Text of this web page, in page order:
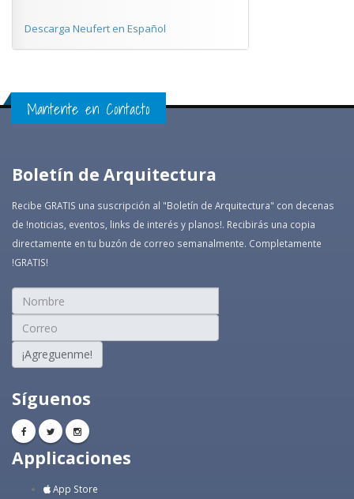
Descarga Neufert en Español
Mantente en Contacto
Boletín de Arquitectura
Recibe GRATIS una suscripción al "Boletín de Arquitectura" con decenas
de !noticias, eventos, links de interés y planos!. Recibirás una copia
directamente en tu buzón de correo semanalmente. Completamente
!GRATIS!
¡Agreguenme!
Síguenos
Applicaciones
App Store